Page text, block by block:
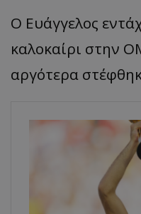
Ο Ευάγγελος
καλοκαίρι στην
αργότερα